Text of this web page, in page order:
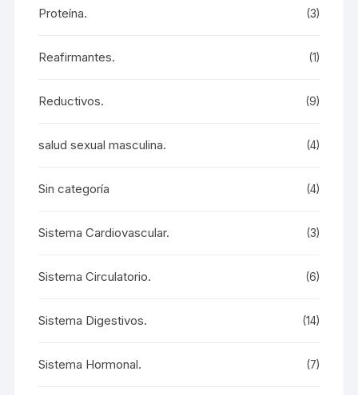
Proteína. (3)
Reafirmantes. (1)
Reductivos. (9)
salud sexual masculina. (4)
Sin categoría (4)
Sistema Cardiovascular. (3)
Sistema Circulatorio. (6)
Sistema Digestivos. (14)
Sistema Hormonal. (7)